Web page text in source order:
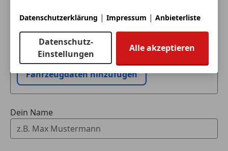
Extras
Alufelgen (21")
Ambientebeleuchtung
Elektronische Parkbremse
Innenspiegel automatisch abblendend
Schaltwippen
Sommerreifen
Spoiler
Sportfahrwerk
Kontaktdaten:
Marko GmbH
A-9900 Lienz
Tel.: 0676/9400033
Besichtigung nach Terminvereinbarung
Sie stellen keine zugesicherten Eigenschaften dar.
Wir als Marko GmbH haften nicht für Irrtümer,
Eingabefehler/Datentransfer Fehler
Schritt
Ich möchte mein Auto in Zahlung geben
(unverbindlich).
Fahrzeugdaten hinzufügen
Dein Name
Datenschutzerklärung | Impressum | Anbieterliste
Datenschutz-
Einstellungen
Alle akzeptieren